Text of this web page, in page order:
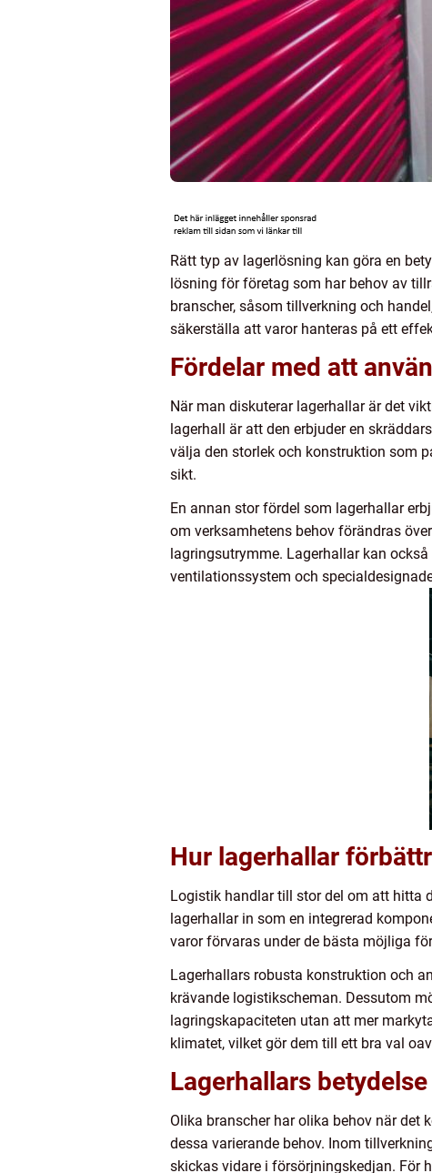
Rätt typ av lagerlösning kan göra en
lösning för företag som har behov av
branscher, såsom tillverkning och
säkerställa att varor hanteras på ett
Fördelar med att
När man diskuterar lagerhallar är det
lagerhall är att den erbjuder en
välja den storlek och konstruktion som
sikt.
En annan stor fördel som lagerhallar
om verksamhetens behov förändras
lagringsutrymme. Lagerhallar kan
ventilationssystem och
Hur lagerhallar
Logistik handlar till stor del om att hitta
lagerhallar in som en integrerad
varor förvaras under de bästa möjliga
Lagerhallars robusta konstruktion och
krävande logistikscheman. Dessutom
lagringskapaciteten utan att mer
klimatet, vilket gör dem till ett bra val
Lagerhallars
Olika branscher har olika behov när det
dessa varierande behov. Inom
skickas vidare i försörjningskedjan. För